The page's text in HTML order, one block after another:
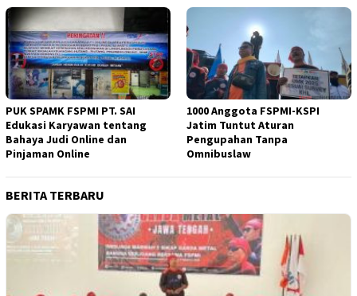
PUK SPAMK FSPMI PT. SAI
Edukasi Karyawan tentang
Bahaya Judi Online dan
Pinjaman Online
1000 Anggota FSPMI-KSPI
Jatim Tuntut Aturan
Pengupahan Tanpa
Omnibuslaw
BERITA TERBARU